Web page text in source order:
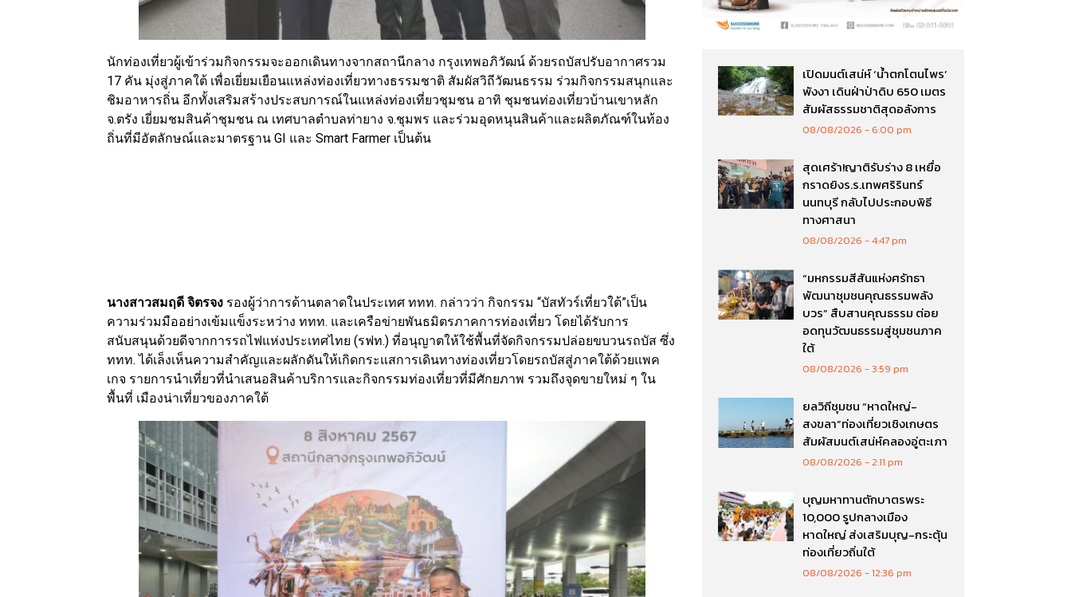
นักท่องเที่ยวผู้เข้าร่วมกิจกรรมจะออกเดินทางจากสถานีกลาง กรุงเทพอภิวัฒน์ ด้วยรถบัสปรับอากาศรวม
17 คัน มุ่งสู่ภาคใต้ เพื่อเยี่ยมเยือนแหล่งท่องเที่ยวทางธรรมชาติ สัมผัสวิถีวัฒนธรรม ร่วมกิจกรรมสนุกและ
ชิมอาหารถิ่น อีกทั้งเสริมสร้างประสบการณ์ในแหล่งท่องเที่ยวชุมชน อาทิ ชุมชนท่องเที่ยวบ้านเขาหลัก
จ.ตรัง เยี่ยมชมสินค้าชุมชน ณ เทศบาลตำบลท่ายาง จ.ชุมพร และร่วมอุดหนุนสินค้าและผลิตภัณฑ์ในท้อง
ถิ่นที่มีอัตลักษณ์และมาตรฐาน GI และ Smart Farmer เป็นต้น
นางสาวสมฤดี จิตรจง รองผู้ว่าการด้านตลาดในประเทศ ททท. กล่าวว่า กิจกรรม “บัสทัวร์เที่ยวใต้”เป็น
ความร่วมมืออย่างเข้มแข็งระหว่าง ททท. และเครือข่ายพันธมิตรภาคการท่องเที่ยว โดยได้รับการ
สนับสนุนด้วยดีจากการรถไฟแห่งประเทศไทย (รฟท.) ที่อนุญาตให้ใช้พื้นที่จัดกิจกรรมปล่อยขบวนรถบัส ซึ่ง
ททท. ได้เล็งเห็นความสำคัญและผลักดันให้เกิดกระแสการเดินทางท่องเที่ยวโดยรถบัสสู่ภาคใต้ด้วยแพค
เกจ รายการนำเที่ยวที่นำเสนอสินค้าบริการและกิจกรรมท่องเที่ยวที่มีศักยภาพ รวมถึงจุดขายใหม่ ๆ ใน
พื้นที่ เมืองน่าเที่ยวของภาคใต้
เปิดมนต์เสน่ห์ ‘น้ำตกโตนไพร’
พังงา เดินฝ่าป่าดิบ 650 เมตร
สัมผัสธรรมชาติสุดอลังการ
08/08/2026 6:00 pm
สุดเศร้า!ญาติรับร่าง 8 เหยื่อ
กราดยิงร.ร.เทพศริรินทร์
นนทบุรี กลับไปประกอบพิธี
ทางศาสนา
08/08/2026 4:47 pm
“มหกรรมสีสันแห่งศรัทธา
พัฒนาชุมชนคุณธรรมพลัง
บวร” สืบสานคุณธรรม ต่อย
อดทุนวัฒนธรรมสู่ชุมชนภาค
ใต้
08/08/2026 3:59 pm
ยลวิถีชุมชน “หาดใหญ่-
สงขลา”ท่องเที่ยวเชิงเกษตร
สัมผัสมนต์เสน่ห์คลองอู่ตะเภา
08/08/2026 2:11 pm
บุญมหาทานตักบาตรพระ
10,000 รูปกลางเมือง
หาดใหญ่ ส่งเสริมบุญ-กระตุ้น
ท่องเที่ยวถิ่นใต้
08/08/2026 12:36 pm